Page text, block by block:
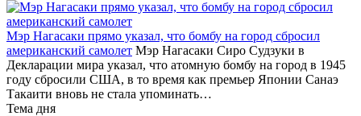
Мэр Нагасаки прямо указал, что бомбу на город сбросил
американский самолет Мэр Нагасаки Сиро Судзуки в
Декларации мира указал, что атомную бомбу на город в 1945
году сбросили США, в то время как премьер Японии Санаэ
Такаити вновь не стала упоминать…
Тема дня